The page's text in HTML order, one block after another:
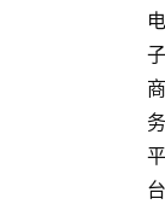
电
子
商
务
平
台